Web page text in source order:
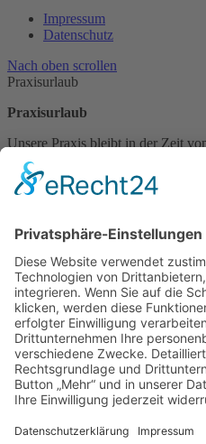
Impressum
Datenschutz
Nach oben scrollen
Praxisurlaub
Praxisurlaub
Unsere Praxis bleibt in der Zeit
14.08.2026
Praxisvertretung vom
Telefon: 030 9444716
Bitte vereinbaren Sie vor Ihrem
Termin.
Praxisvertretung vom
Frau Dr. Ayfer Türk
Telefon: 030 92799640
Bitte vereinbaren Sie auch hier
telefonisch einen Termin.
Ab dem17.08.2026sind wir